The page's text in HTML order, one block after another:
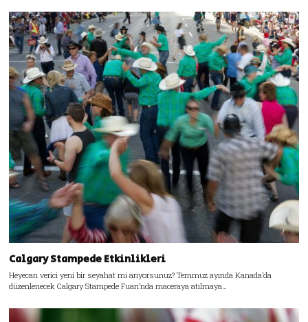
Calgary Stampede Etkinlikleri
Heyecan verici yeni bir seyahat mi arıyorsunuz? Temmuz ayında Kanada’da
düzenlenecek Calgary Stampede Fuarı’nda maceraya atılmaya…